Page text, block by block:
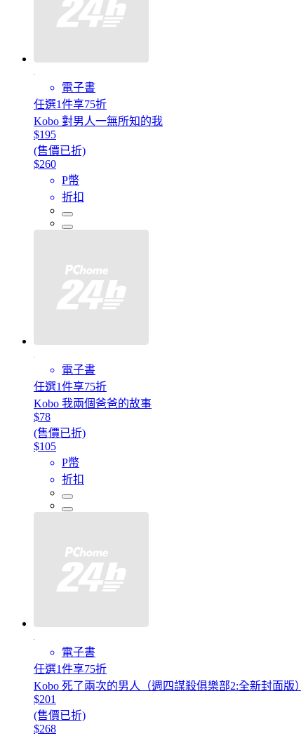
電子書
任選1件享75折
Kobo 對男人一無所知的我
$195
(售價已折)
$260
P幣
折扣
電子書
任選1件享75折
Kobo 我兩個爸爸的故事
$78
(售價已折)
$105
P幣
折扣
電子書
任選1件享75折
Kobo 死了兩次的男人（週四謀殺俱樂部2:全新封面版）
$201
(售價已折)
$268